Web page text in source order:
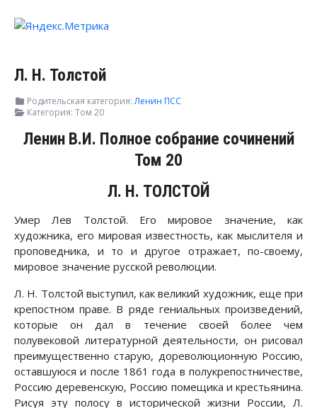
Л. Н. Толстой
Родительская категория:Ленин ПСС
Категория: Том 20
Ленин В.И. Полное собрание сочинений
Том 20
Л. Н. ТОЛСТОЙ
Умер Лев Толстой. Его мировое значение, как
художника, его мировая известность, как мыслителя и
проповедника, и то и другое отражает, по-своему,
мировое значение русской революции.
Л. Н. Толстой выступил, как великий художник, еще при
крепостном праве. В ряде гениальных произведений,
которые он дал в течение своей более чем
полувековой литературной деятельности, он рисовал
преимущественно старую, дореволюционную Россию,
оставшуюся и после 1861 года в полукрепостничестве,
Россию деревенскую, Россию помещика и крестьянина.
Рисуя эту полосу в исторической жизни России, Л.